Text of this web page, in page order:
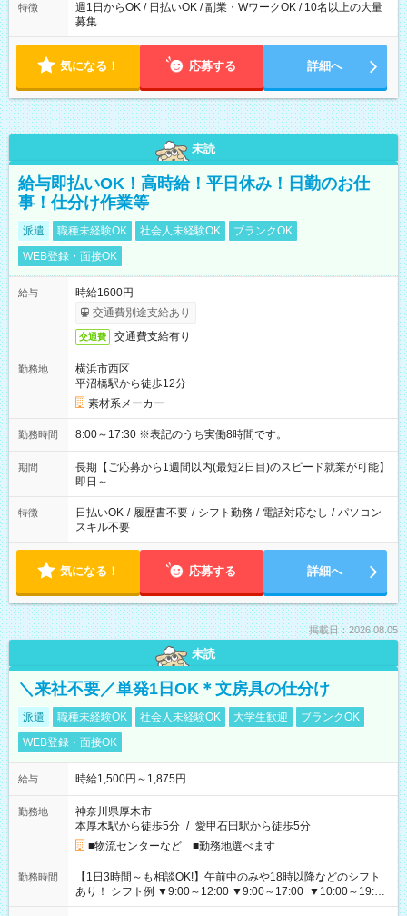
特徴
週1日からOK / 日払いOK / 副業・WワークOK / 10名以上の大量
募集
気になる！ 応募する 詳細へ
未読
給与即払いOK！高時給！平日休み！日勤のお仕
事！仕分け作業等
派遣 職種未経験OK 社会人未経験OK
ブランクOK
WEB登録・面接OK
給与
時給1600円
交通費別途支給あり
交通費 交通費支給有り
勤務地
横浜市西区
平沼橋駅から徒歩12分
素材系メーカー
勤務時間 8:00～17:30 ※表記のうち実働8時間です。
期間
長期【ご応募から1週間以内(最短2日目)のスピード就業が可能】
即日～
特徴 日払いOK / 履歴書不要 / シフト勤務 / 電話対応なし / パソコン
スキル不要
気になる！ 応募する 詳細へ
掲載日：2026.08.05
未読
＼来社不要／単発1日OK＊文房具の仕分け
派遣 職種未経験OK 社会人未経験OK 大学生歓迎
ブランクOK
WEB登録・面接OK
給与 時給1,500円～1,875円
勤務地
神奈川県厚木市
本厚木駅から徒歩5分 / 愛甲石田駅から徒歩5分
■物流センターなど ■勤務地選べます
勤務時間
【1日3時間～も相談OK!】午前中のみや18時以降などのシフト
あり！ シフト例 ▼9:00～12:00 ▼9:00～17:00 ▼10:00～19:00
▼18:00～21:00